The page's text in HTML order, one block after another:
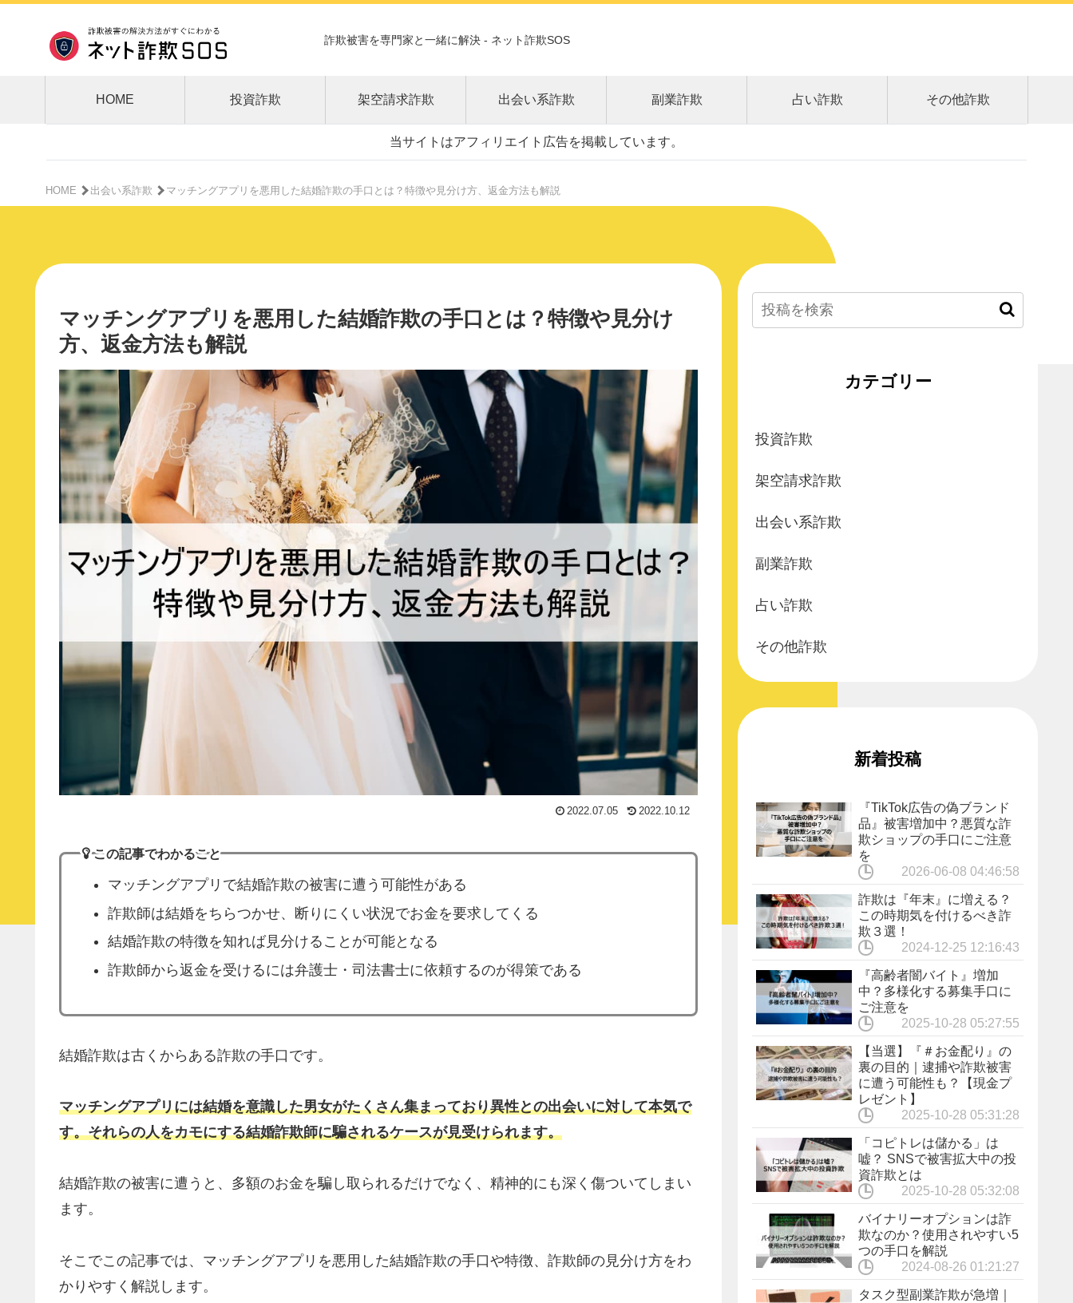
詐欺被害を専門家と一緒に解決 - ネット詐欺SOS
HOME 投資詐欺 架空請求詐欺 出会い系詐欺 副業詐欺 占い詐欺 その他詐欺
当サイトはアフィリエイト広告を掲載しています。
HOME 出会い系詐欺 マッチングアプリを悪用した結婚詐欺の手口とは？特徴や見分け方、返金方法も解説
マッチングアプリを悪用した結婚詐欺の手口とは？特徴や見分け
方、返金方法も解説
2022.07.05 2022.10.12
この記事でわかること
マッチングアプリで結婚詐欺の被害に遭う可能性がある
詐欺師は結婚をちらつかせ、断りにくい状況でお金を要求してくる
結婚詐欺の特徴を知れば見分けることが可能となる
詐欺師から返金を受けるには弁護士・司法書士に依頼するのが得策である
結婚詐欺は古くからある詐欺の手口です。
マッチングアプリには結婚を意識した男女がたくさん集まっており異性との出会いに対して本気で
す。それらの人をカモにする結婚詐欺師に騙されるケースが見受けられます。
結婚詐欺の被害に遭うと、多額のお金を騙し取られるだけでなく、精神的にも深く傷ついてしまい
ます。
そこでこの記事では、マッチングアプリを悪用した結婚詐欺の手口や特徴、詐欺師の見分け方をわ
かりやすく解説します。
カテゴリー
投資詐欺
架空請求詐欺
出会い系詐欺
副業詐欺
占い詐欺
その他詐欺
新着投稿
『TikTok広告の偽ブランド
品』被害増加中？悪質な詐
欺ショップの手口にご注意
を
2026-06-08 04:46:58
詐欺は『年末』に増える？
この時期気を付けるべき詐
欺３選！
2024-12-25 12:16:43
『高齢者闇バイト』増加
中？多様化する募集手口に
ご注意を
2025-10-28 05:27:55
【当選】『＃お金配り』の
裏の目的｜逮捕や詐欺被害
に遭う可能性も？【現金プ
レゼント】
2025-10-28 05:31:28
「コピトレは儲かる」は
嘘？ SNSで被害拡大中の投
資詐欺とは
2025-10-28 05:32:08
バイナリーオプションは詐
欺なのか？使用されやすい5
つの手口を解説
2024-08-26 01:21:27
タスク型副業詐欺が急増｜